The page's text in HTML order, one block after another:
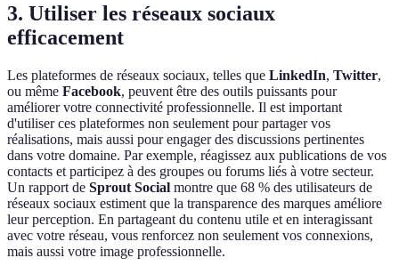
3. Utiliser les réseaux sociaux
efficacement
Les plateformes de réseaux sociaux, telles que LinkedIn, Twitter,
ou même Facebook, peuvent être des outils puissants pour
améliorer votre connectivité professionnelle. Il est important
d'utiliser ces plateformes non seulement pour partager vos
réalisations, mais aussi pour engager des discussions pertinentes
dans votre domaine. Par exemple, réagissez aux publications de vos
contacts et participez à des groupes ou forums liés à votre secteur.
Un rapport de Sprout Social montre que 68 % des utilisateurs de
réseaux sociaux estiment que la transparence des marques améliore
leur perception. En partageant du contenu utile et en interagissant
avec votre réseau, vous renforcez non seulement vos connexions,
mais aussi votre image professionnelle.